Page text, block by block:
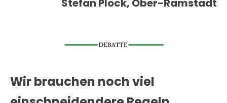
Stefan Plock, Ober-Ramstadt
Wir brauchen noch viel